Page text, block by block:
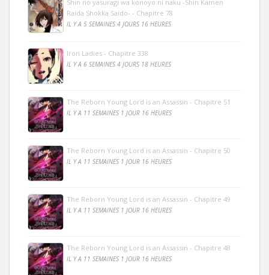
Shin no yasuragi wa konoyo ni naku -Shin Kamen
Raida Shokka Saido- - Chapitre 78
IL Y A 5 SEMAINES 4 JOURS 16 HEURES
Iron Ladies - Chapitre 338
IL Y A 6 SEMAINES 4 JOURS 18 HEURES
The Reborn Young Lord is an Assassin - Chapitre 51
IL Y A 11 SEMAINES 1 JOUR 16 HEURES
The Reborn Young Lord is an Assassin - Chapitre 50
IL Y A 11 SEMAINES 1 JOUR 16 HEURES
The Reborn Young Lord is an Assassin - Chapitre 49
IL Y A 11 SEMAINES 1 JOUR 16 HEURES
The Reborn Young Lord is an Assassin - Chapitre 48
IL Y A 11 SEMAINES 1 JOUR 16 HEURES